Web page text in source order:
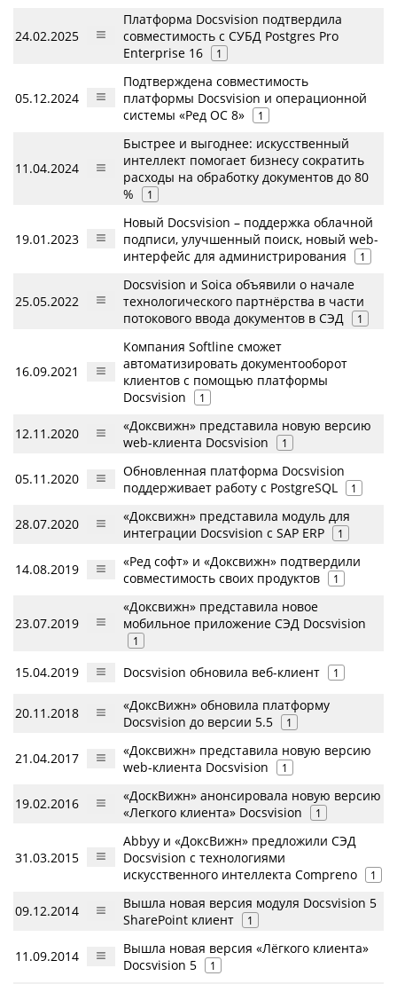
24.02.2025
Платформа Docsvision подтвердила
совместимость с СУБД Postgres Pro
Enterprise 16
1
05.12.2024
Подтверждена совместимость
платформы Docsvision и операционной
системы «Ред ОС 8»
1
11.04.2024
Быстрее и выгоднее: искусственный
интеллект помогает бизнесу сократить
расходы на обработку документов до 80
%
1
19.01.2023
Новый Docsvision – поддержка облачной
подписи, улучшенный поиск, новый web-
интерфейс для администрирования
1
25.05.2022
Docsvision и Soica объявили о начале
технологического партнёрства в части
потокового ввода документов в СЭД
1
16.09.2021
Компания Softline сможет
автоматизировать документооборот
клиентов с помощью платформы
Docsvision
1
12.11.2020
«Доксвижн» представила новую версию
web-клиента Docsvision
1
05.11.2020
Обновленная платформа Docsvision
поддерживает работу с PostgreSQL
1
28.07.2020
«Доксвижн» представила модуль для
интеграции Docsvision с SAP ERP
1
14.08.2019
«Ред софт» и «Доксвижн» подтвердили
совместимость своих продуктов
1
23.07.2019
«Доксвижн» представила новое
мобильное приложение СЭД Docsvision
1
15.04.2019 Docsvision обновила веб-клиент 1
20.11.2018
«ДоксВижн» обновила платформу
Docsvision до версии 5.5
1
21.04.2017
«Доксвижн» представила новую версию
web-клиента Docsvision
1
19.02.2016
«ДоскВижн» анонсировала новую версию
«Легкого клиента» Docsvision
1
31.03.2015
Abbyy и «ДоксВижн» предложили СЭД
Docsvision с технологиями
искусственного интеллекта Compreno
1
09.12.2014
Вышла новая версия модуля Docsvision 5
SharePoint клиент
1
11.09.2014
Вышла новая версия «Лёгкого клиента»
Docsvision 5
1